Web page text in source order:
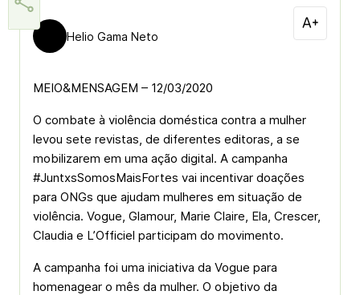
Helio Gama Neto
MEIO&MENSAGEM – 12/03/2020
O combate à violência doméstica contra a mulher
levou sete revistas, de diferentes editoras, a se
mobilizarem em uma ação digital. A campanha
#JuntxsSomosMaisFortes vai incentivar doações
para ONGs que ajudam mulheres em situação de
violência. Vogue, Glamour, Marie Claire, Ela, Crescer,
Claudia e L’Officiel participam do movimento.
A campanha foi uma iniciativa da Vogue para
homenagear o mês da mulher. O objetivo da